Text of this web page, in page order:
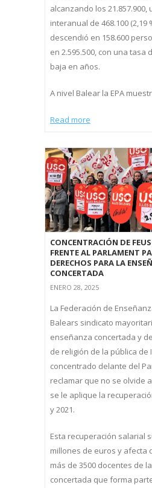
alcanzando los 21.857.900,
interanual de 468.100 (2,19
descendió en 158.600
en 2.595.500, con una tasa
baja en años.
A nivel Balear la EPA
Read more
CONCENTRACIÓN DE
FRENTE AL PARLAMENT
DERECHOS PARA LA
CONCERTADA
ENERO 28, 2025
La Federación de
Balears sindicato
enseñanza concertada y
de religión de la pública de
concentrado delante del
reclamar que no se olvide
se le aplique la
y 2021.
Esta recuperación salarial
millones de euros y afecta
más de 3500 docentes de
concertada que forma